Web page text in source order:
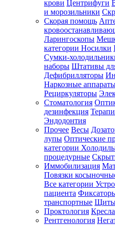
крови Центрифуги
и морозильники
Скорая помощь
Ларингоскопы
категории Носилки
Сумки-
наборы Штативы
Дефибрилляторы
Наркозные
Рециркуляторы
Стоматология
дезинфекция
Эндодонтия
Прочее Весы
лупы Оптические
категории
процедурные
Иммобилизация
Повязки
Все категории
пациента
транспортные Щиты
Проктология
Рентгенология